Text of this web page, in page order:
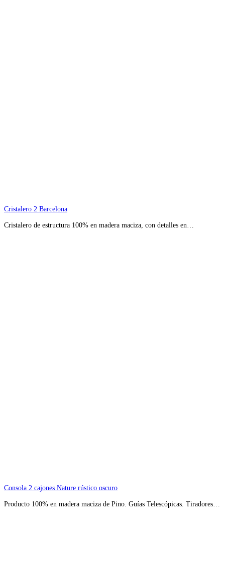
Cristalero 2 Barcelona
Cristalero de estructura 100% en madera maciza, con detalles en…
Consola 2 cajones Nature rústico oscuro
Producto 100% en madera maciza de Pino. Guías Telescópicas. Tiradores…